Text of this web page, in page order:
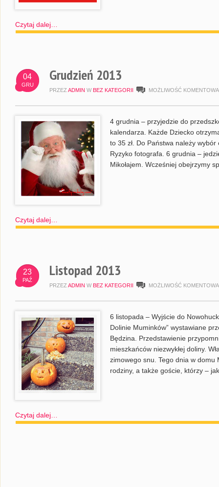
Czytaj dalej…
04
GRU
Grudzień 2013
PRZEZ ADMIN W BEZ KATEGORII MOŻLIWOŚĆ
4 grudnia – przyjedzie do
kalendarza. Każde Dziecko
to 35 zł. Do Państwa należy
Ryzyko fotografa. 6 grudnia –
Mikołajem. Wcześniej obejrzymy
Czytaj dalej…
23
PAŹ
Listopad 2013
PRZEZ ADMIN W BEZ KATEGORII MOŻLIWOŚĆ
6 listopada – Wyjście do
Dolinie Muminków” wystawiane
Będzina. Przedstawienie
mieszkańców niezwykłej doliny.
zimowego snu. Tego dnia w domu
rodziny, a także goście, którzy – jak
Czytaj dalej…